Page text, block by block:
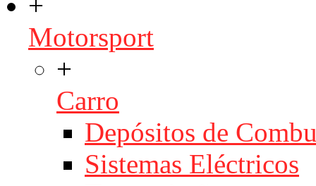
Motorsport
+
Carro
Depósitos de
Sistemas Eléctricos